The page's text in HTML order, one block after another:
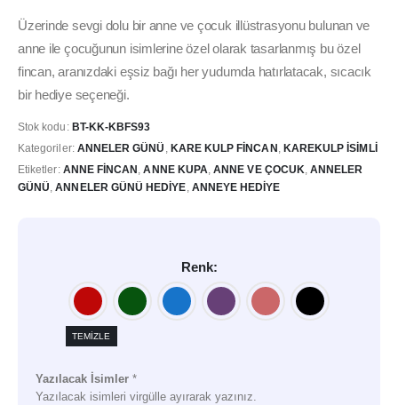
295,00₺.fiyat:
249,00₺.
Üzerinde sevgi dolu bir anne ve çocuk illüstrasyonu bulunan ve
anne ile çocuğunun isimlerine özel olarak tasarlanmış bu özel
fincan, aranızdaki eşsiz bağı her yudumda hatırlatacak, sıcacık
bir hediye seçeneği.
Stok kodu: BT-KK-KBFS93
Kategoriler: ANNELER GÜNÜ , KARE KULP FINCAN, KAREKULP İSIMLI
Etiketler: ANNE FINCAN ,ANNE KUPA ,ANNE VE ÇOCUK ,ANNELER
GÜNÜ ,ANNELER GÜNÜ HEDIYE ANNEYE HEDIYE
Renk
TEMIZLE
Yazılacak İsimler *
Yazılacak isimleri virgülle ayırarak yazınız.